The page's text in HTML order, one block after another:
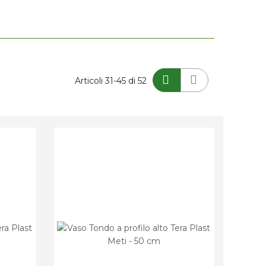
Mostra
come
Articoli31-45 di 52